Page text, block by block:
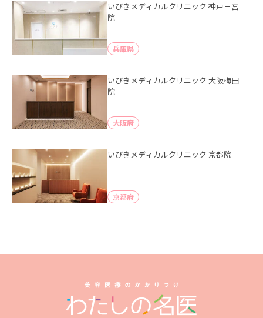
いびきメディカルクリニック 神戸三宮
院
兵庫県
いびきメディカルクリニック 大阪梅田
院
大阪府
いびきメディカルクリニック 京都院
京都府